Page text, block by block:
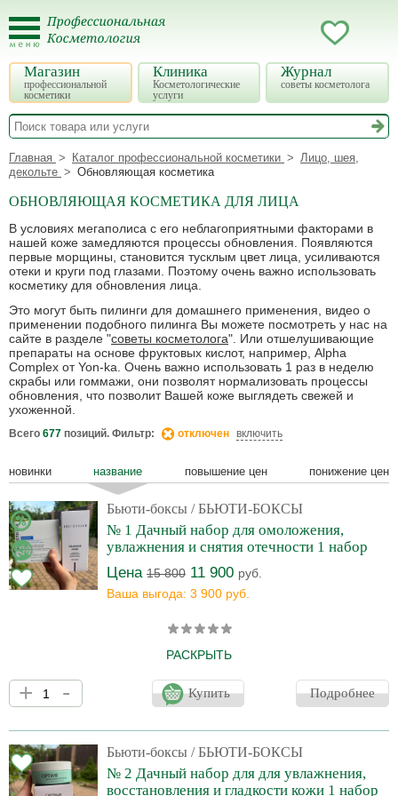
Магазин
профессиональной
косметики
Клиника
Косметологические
услуги
Журнал
советы косметолога
Главная Каталог профессиональной косметики
Лицо, шея,
декольте
Обновляющая косметика
ОБНОВЛЯЮЩАЯ КОСМЕТИКА ДЛЯ ЛИЦА
В условиях мегаполиса с его неблагоприятными факторами в
нашей коже замедляются процессы обновления. Появляются
первые морщины, становится тусклым цвет лица, усиливаются
отеки и круги под глазами. Поэтому очень важно использовать
косметику для обновления лица.
Это могут быть пилинги для домашнего применения, видео о
применении подобного пилинга Вы можете посмотреть у нас на
сайте в разделе "советы косметолога". Или отшелушивающие
препараты на основе фруктовых кислот, например, Alpha
Complex от Yon-ka. Очень важно использовать 1 раз в неделю
скрабы или гоммажи, они позволят нормализовать процессы
обновления, что позволит Вашей коже выглядеть свежей и
ухоженной.
Всего 677 позиций. Фильтр: отключен включить
новинки название повышение цен понижение цен
Бьюти-боксы / БЬЮТИ-БОКСЫ
№ 1 Дачный набор для омоложения,
увлажнения и снятия отечности 1 набор
Цена 15 800 11 900 руб.
Ваша выгода: 3 900 руб.
РАСКРЫТЬ
Как делать? Соединяем жидкость и салфетки из набора
Neostrata и получаем 36 салфеток. Они со стимулирующим и
обновляющим действием. Чистое лицо протираем салфеткой,
15-20 минут. Можно и больше. Набор минимум на 36 процедур.
Цена процедуры - 350 рублей. В наборе: NeoStrata Smooth
Surface Glycolic Peel - Гликолевый пилинг с 10% содержанием
гликолевой кислоты предназначен для домашнего прим
+ - Купить Подробнее
Бьюти-боксы / БЬЮТИ-БОКСЫ
№ 2 Дачный набор для для увлажнения,
восстановления и гладкости кожи 1 набор